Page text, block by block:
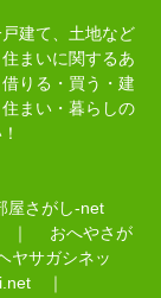
建て、土地など
まいに関するあ
りる・買う・建
まい・暮らしの
屋さがし-net
｜ おへやさが
ヤサガシネッ
｜